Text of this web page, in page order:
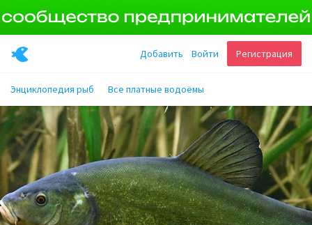
Регистрация
Войти
Добавить
Энциклопедия рыб Все платные водоёмы